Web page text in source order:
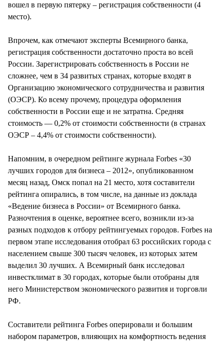
вошел в первую пятерку – регистрация собственности (4
место).
Впрочем, как отмечают эксперты Всемирного банка,
регистрация собственности достаточно проста во всей
России. Зарегистрировать собственность в России не
сложнее, чем в 34 развитых странах, которые входят в
Организацию экономического сотрудничества и развития
(ОЭСР). Ко всему прочему, процедура оформления
собственности в России еще и не затратна. Средняя
стоимость — 0,2% от стоимости собственности (в странах
ОЭСР – 4,4% от стоимости собственности).
Напомним, в очередном рейтинге журнала Forbes «30
лучших городов для бизнеса – 2012», опубликованном
месяц назад, Омск попал на 21 место, хотя составители
рейтинга опирались, в том числе, на данные из доклада
«Ведение бизнеса в России» от Всемирного банка.
Разночтения в оценке, вероятнее всего, возникли из-за
разных подходов к отбору рейтингуемых городов. Forbes на
первом этапе исследования отобрал 63 российских города с
населением свыше 300 тысяч человек, из которых затем
выделил 30 лучших. А Всемирный банк исследовал
инвестклимат в 30 городах, которые были отобраны для
него Министерством экономического развития и торговли
РФ.
Составители рейтинга Forbes оперировали и большим
набором параметров, влияющих на комфортность ведения